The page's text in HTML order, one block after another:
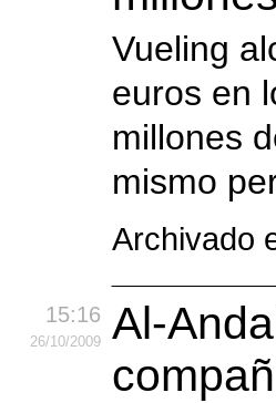
Vueling
euros en
millones
mismo
Archivado
15:16
26/10/2009
Al-